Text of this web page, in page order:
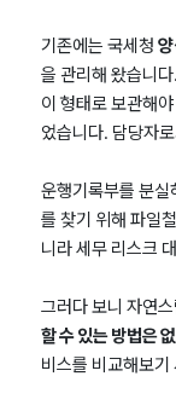
기존에는 국세청
을 관리해 왔습니
이 형태로 보관해
었습니다. 담당자
운행기록부를 분실
를 찾기 위해 파일
니라 세무 리스크
그러다 보니 자연스
할 수 있는 방법은
비스를 비교해보기